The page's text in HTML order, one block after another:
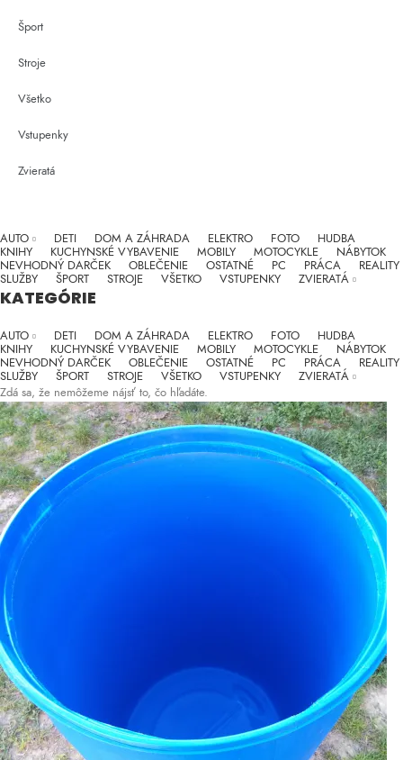
Šport
Stroje
Všetko
Vstupenky
Zvieratá
AUTO DETI DOM A ZÁHRADA ELEKTRO FOTO
HUDBA
KNIHY
KUCHYNSKÉ VYBAVENIE MOBILY MOTOCYKLE
NÁBYTOK
NEVHODNÝ DARČEK
OBLEČENIE OSTATNÉ PC PRÁCA
REALITY
SLUŽBY
ŠPORT STROJE VŠETKO VSTUPENKY ZVIERATÁ
KATEGÓRIE
AUTO DETI DOM A ZÁHRADA ELEKTRO FOTO
HUDBA
KNIHY
KUCHYNSKÉ VYBAVENIE MOBILY MOTOCYKLE
NÁBYTOK
NEVHODNÝ DARČEK
OBLEČENIE OSTATNÉ PC PRÁCA
REALITY
SLUŽBY
ŠPORT STROJE VŠETKO VSTUPENKY
ZVIERATÁ
Zdá sa, že nemôžeme nájsť to, čo hľadáte.